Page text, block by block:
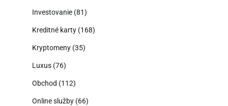
Investovanie (81)
Kreditné karty (168)
Kryptomeny (35)
Luxus (76)
Obchod (112)
Online služby (66)